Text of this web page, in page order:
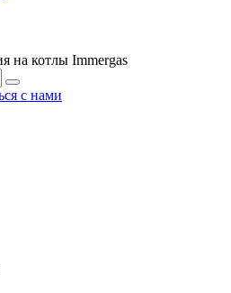
на котлы Immergas
с нами